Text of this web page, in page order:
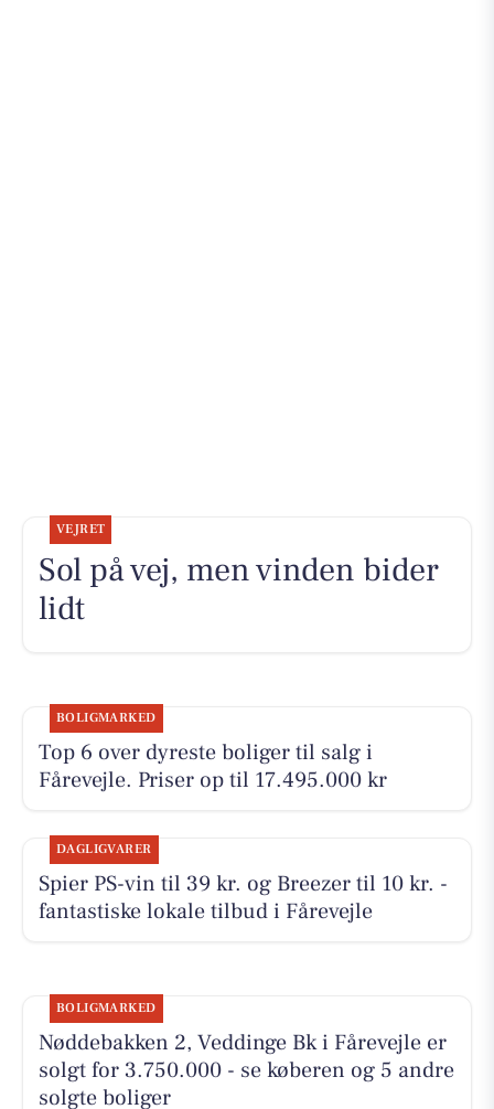
VEJRET
Sol på vej, men vinden bider
lidt
BOLIGMARKED
Top 6 over dyreste boliger til salg i
Fårevejle. Priser op til 17.495.000 kr
DAGLIGVARER
Spier PS-vin til 39 kr. og Breezer til 10 kr. -
fantastiske lokale tilbud i Fårevejle
BOLIGMARKED
Nøddebakken 2, Veddinge Bk i Fårevejle er
solgt for 3.750.000 - se køberen og 5 andre
solgte boliger